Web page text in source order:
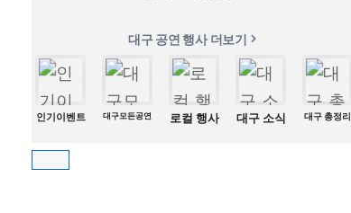
대구 공연 행사 더보기
인기이벤트 대구모든공연 로컬 행사 대구 소식 대구 총정리